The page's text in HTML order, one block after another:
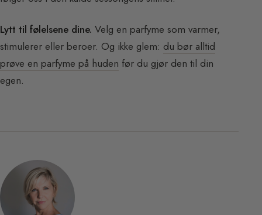
Lytt til følelsene dine. Velg en parfyme som varmer,
stimulerer eller beroer. Og ikke glem: du bør alltid
prøve en parfyme på huden før du gjør den til din
egen.